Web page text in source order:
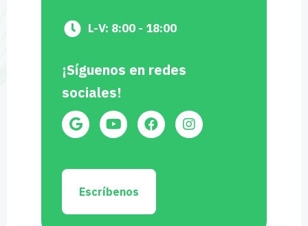
L-V: 8:00 - 18:00
¡Síguenos en redes
sociales!
Escríbenos